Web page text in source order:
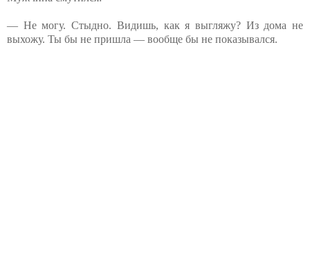
— Не могу. Стыдно. Видишь, как я выгляжу? Из дома не
выхожу. Ты бы не пришла — вообще бы не показывался.